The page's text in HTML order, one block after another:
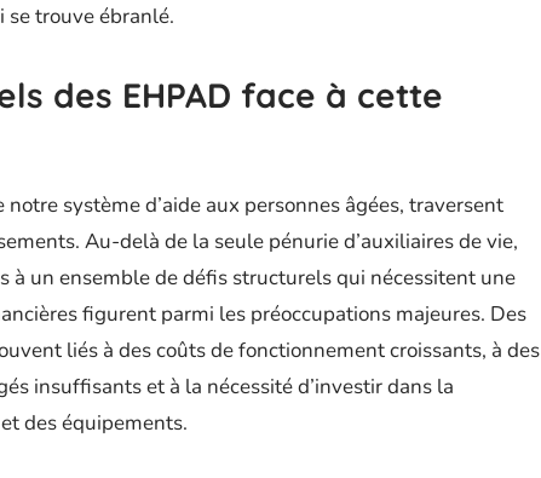
se trouve ébranlé.
des EHPAD face à cette
système d’aide aux personnes âgées, traversent
Au-delà de la seule pénurie d’auxiliaires de vie,
à un ensemble de défis structurels qui nécessitent une
figurent parmi les préoccupations majeures. Des
liés à des coûts de fonctionnement croissants, à des
insuffisants et à la nécessité d’investir dans la
des équipements.